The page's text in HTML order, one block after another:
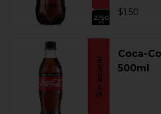
$1.50
Coca-
500ml